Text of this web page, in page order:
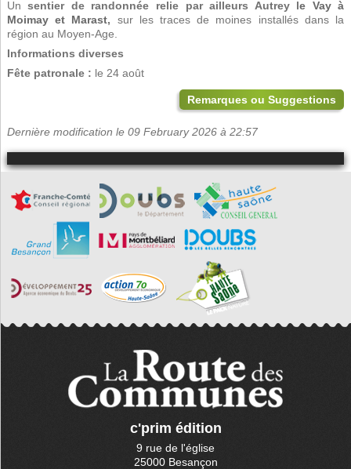
Unsentier de randonnée relie par ailleurs Autrey le Vay à
Moimay et Marast, sur les traces de moines installés dans la
région au Moyen-Age.
Informations diverses
Fête patronale : le 24 août
Remarques ou Suggestions
Dernière modification le 09 February 2026 à 22:57
c'prim édition
9 rue de l'église
25000 Besançon